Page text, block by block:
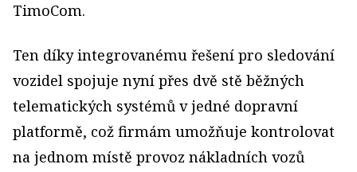
TimoCom.
Ten díky integrovanému řešení pro sledování
vozidel spojuje nyní přes dvě stě běžných
telematických systémů v jedné dopravní
platformě, což firmám umožňuje kontrolovat
na jednom místě provoz nákladních vozů